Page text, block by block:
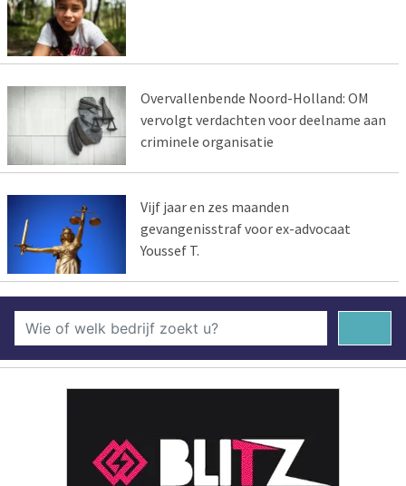
Overvallenbende Noord-Holland: OM
vervolgt verdachten voor deelname aan
criminele organisatie
Vijf jaar en zes maanden
gevangenisstraf voor ex-advocaat
Youssef T.